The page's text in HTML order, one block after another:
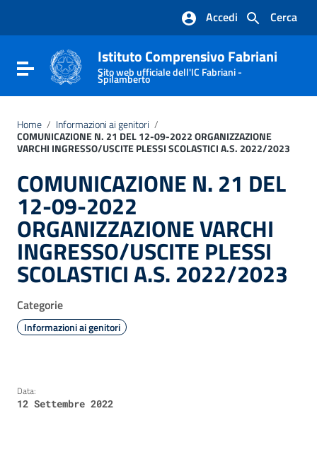
Vai al footer
Cerca
Accedi
Attiva / disattiva la navigazione
Istituto Comprensivo Fabriani
Sito web ufficiale dell'IC Fabriani -
Spilamberto
Home / Informazioni ai genitori /
COMUNICAZIONE N. 21 DEL 12-09-2022 ORGANIZZAZIONE
VARCHI INGRESSO/USCITE PLESSI SCOLASTICI A.S. 2022/2023
COMUNICAZIONE N. 21 DEL
12-09-2022
ORGANIZZAZIONE VARCHI
INGRESSO/USCITE PLESSI
SCOLASTICI A.S. 2022/2023
Categorie
Informazioni ai genitori
Data:
12 Settembre 2022